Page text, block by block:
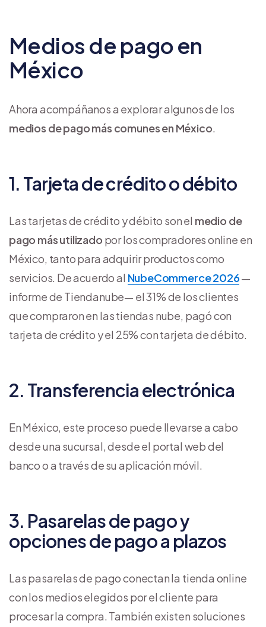
Medios de pago en
México
Ahora acompáñanos a explorar algunos de los
medios de pago más comunes en México.
1. Tarjeta de crédito o débito
Las tarjetas de crédito y débito son el medio de
pago más utilizado por los compradores online en
México, tanto para adquirir productos como
servicios. De acuerdo al NubeCommerce 2026—
informe de Tiendanube— el 31% de los clientes
que compraron en las tiendas nube, pagó con
tarjeta de crédito y el 25% con tarjeta de débito.
2. Transferencia electrónica
En México, este proceso puede llevarse a cabo
desde una sucursal, desde el portal web del
banco o a través de su aplicación móvil.
3. Pasarelas de pago y
opciones de pago a plazos
Las pasarelas de pago conectan la tienda online
con los medios elegidos por el cliente para
procesar la compra. También existen soluciones